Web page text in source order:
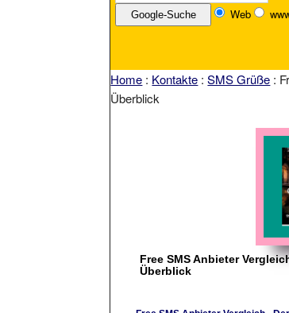
Web
Home : Kontakte :SMS Grüße :
Überblick
Free SMS Anbieter
Überblick